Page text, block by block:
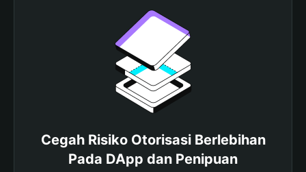
Cegah Risiko Otorisasi Berlebihan
Pada DApp dan Penipuan